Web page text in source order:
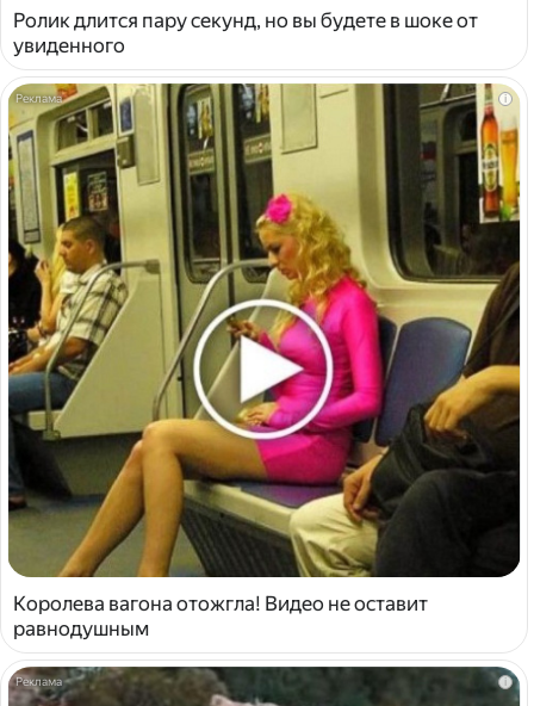
Ролик длится пару секунд, но вы будете в шоке от
увиденного
i
Королева вагона отожгла! Видео не оставит
равнодушным
i